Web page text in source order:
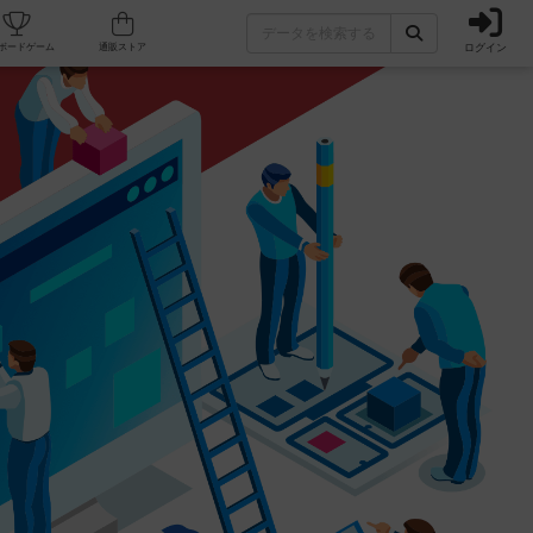
フェ/店舗 人気ボードゲーム ログイン